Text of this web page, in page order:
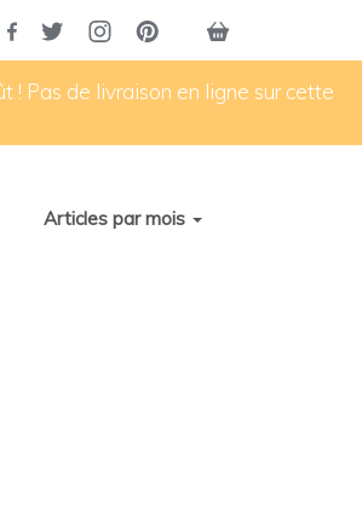
! Pas de livraison en ligne sur cette
Articles par mois